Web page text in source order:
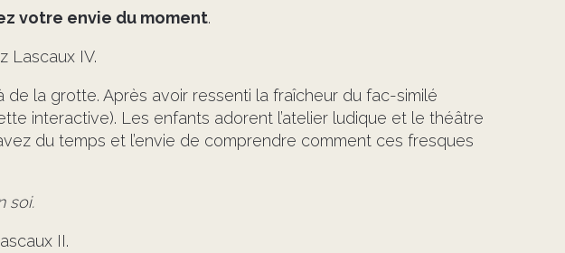
votre envie du moment.
Lascaux IV.
de la grotte. Après avoir ressenti la fraîcheur du fac-similé
interactive). Les enfants adorent l’atelier ludique et le théâtre
du temps et l’envie de comprendre comment ces fresques
soi.
II.